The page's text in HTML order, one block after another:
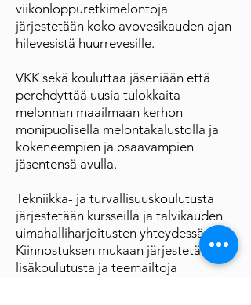
viikonloppuretkimelontoja
järjestetään koko avovesikauden ajan
hilevesistä huurrevesille.
VKK sekä kouluttaa jäseniään että
perehdyttää uusia tulokkaita
melonnan maailmaan kerhon
monipuolisella melontakalustolla ja
kokeneempien ja osaavampien
jäsentensä avulla.
Tekniikka- ja turvallisuuskoulutusta
järjestetään kursseilla ja talvikauden
uimahalliharjoitusten yhteydessä.
Kiinnostuksen mukaan järjestetään
lisäkoulutusta ja teemailtoja